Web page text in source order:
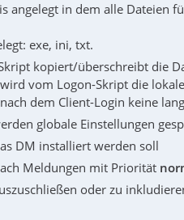
angelegt in dem alle Dateien
exe, ini, txt.
kopiert/überschreibt die
vom Logon-Skript die
dem Client-Login keine
globale Einstellungen
DM installiert werden soll
Meldungen mit Priorität
oder zu